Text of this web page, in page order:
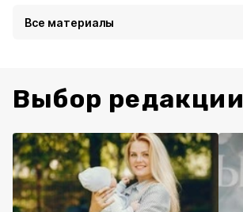
Все материалы
Выбор редакции